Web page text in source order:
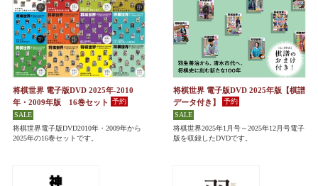
将棋世界 電子版DVD 2025年-2010
年・2009年版 16巻セット
将棋世界電子版DVD2010年・2009年から
2025年の16巻セットです。
将棋世界 電子版DVD 2025年版【棋譜
データ付き】
将棋世界2025年1月号～2025年12月号電子
版を収録したDVDです。